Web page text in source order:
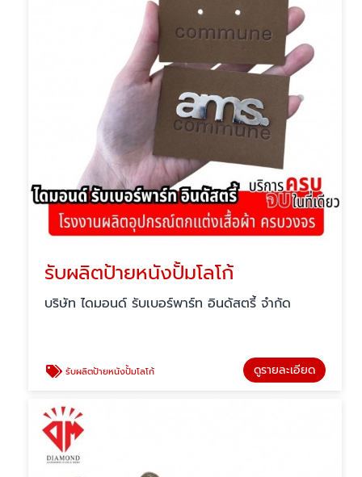
รับผลิตป้ายหนังปั้มโลโก้
บริษัท ไดมอนด์ รับเบอร์พาร์ท อินดัสตรี้ จำกัด
รับผลิตป้ายหนังปั้มโลโก้ ดูรายละเอียด